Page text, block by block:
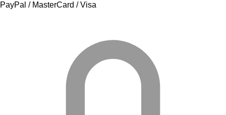
PayPal / MasterCard / Visa